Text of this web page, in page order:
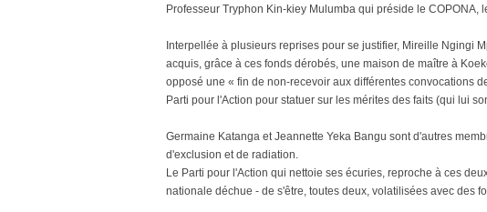
Professeur Tryphon Kin-kiey Mulumba qui préside le COPONA,
Interpellée à plusieurs reprises pour se justifier, Mireille Ngingi
acquis, grâce à ces fonds dérobés, une maison de maître à
opposé une « fin de non-recevoir aux différentes convocations
Parti pour l'Action pour statuer sur les mérites des faits (qui lui
Germaine Katanga et Jeannette Yeka Bangu sont d'autres
d'exclusion et de radiation.
Le Parti pour l'Action qui nettoie ses écuries, reproche à ces
nationale déchue - de s'être, toutes deux, volatilisées avec des